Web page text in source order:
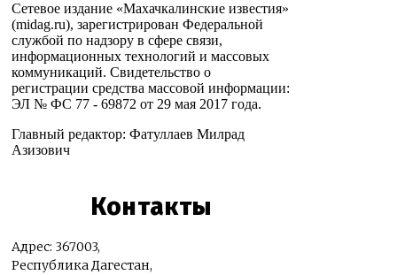
Сетевое издание «Махачкалинские известия»
(midag.ru), зарегистрирован Федеральной
службой по надзору в сфере связи,
информационных технологий и массовых
коммуникаций. Свидетельство о
регистрации средства массовой информации:
ЭЛ № ФС 77 - 69872 от 29 мая 2017 года.
Главный редактор: Фатуллаев Милрад
Азизович
Контакты
Адрес: 367003,
Республика Дагестан,